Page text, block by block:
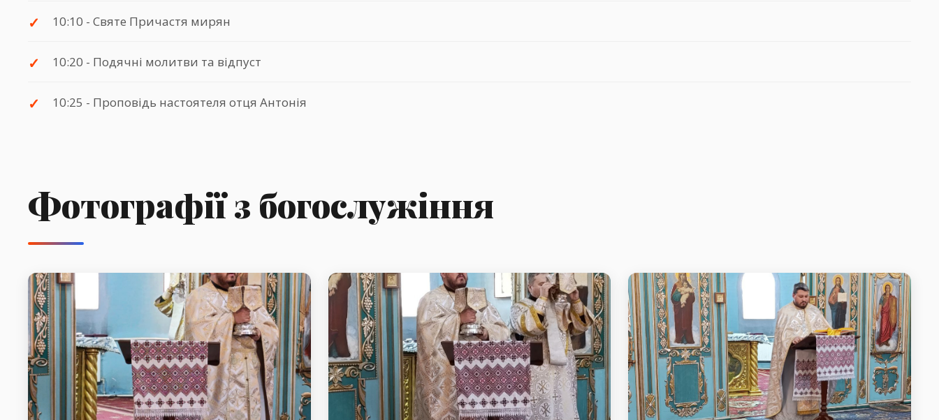
10:10 - Святе Причастя мирян
10:20 - Подячні молитви та відпуст
10:25 - Проповідь настоятеля отця Антонія
Фотографії з богослужіння